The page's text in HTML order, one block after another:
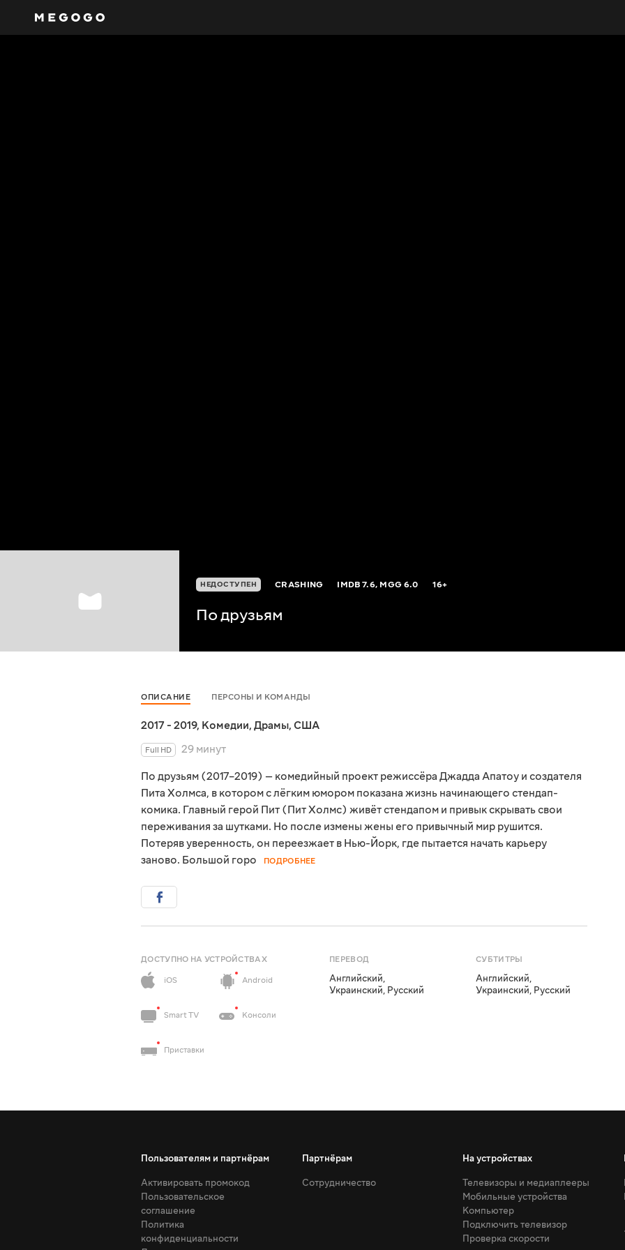
НЕДОСТУПЕН CRASHING IMDB7.6, MGG6.0 16+
По друзьям
ОПИСАНИЕ ПЕРСОНЫ И КОМАНДЫ
2017 - 2019, Комедии, Драмы, США
Full HD
29 минут
По друзьям (2017–2019) — комедийный проект режиссёра Джадда Апатоу и создателя
Пита Холмса, в котором с лёгким юмором показана жизнь начинающего стендап-
комика. Главный герой Пит (Пит Холмс) живёт стендапом и привык скрывать свои
переживания за шутками. Но после измены жены его привычный мир рушится.
Потеряв уверенность, он переезжает в Нью-Йорк, где пытается начать карьеру
заново. Большой горо
ПОДРОБНЕЕ
ДОСТУПНО НА УСТРОЙСТВАХ
iOS
Android
Smart TV Консоли
Приставки
ПЕРЕВОД
Английский,
Украинский, Русский
СУБТИТРЫ
Английский,
Украинский, Русский
Пользователям и партнёрам
Активировать промокод
Пользовательское
соглашение
Политика
конфиденциальности
Партнёрам
Сотрудничество
На устройствах
Телевизоры и медиаплееры
Мобильные устройства
Компьютер
Подключить телевизор
Проверка скорости